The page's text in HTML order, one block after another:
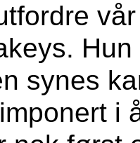
synes
i